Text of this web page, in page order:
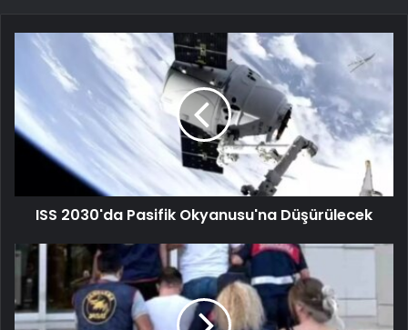
ISS 2030'da Pasifik Okyanusu'na Düşürülecek